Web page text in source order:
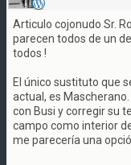
Articulo cojonudo Sr.
parecen todos de un
todos !
El único sustituto que
actual, es
con Busi y corregir su
campo como interior
me parecería una